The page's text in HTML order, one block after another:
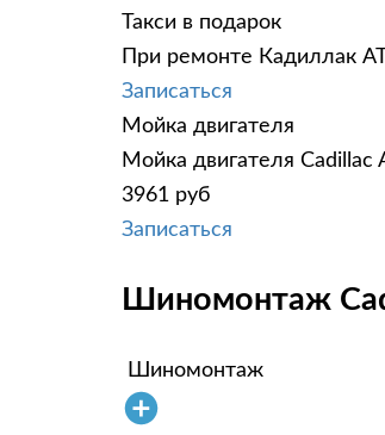
Такси в подарок
При ремонте Кадиллак
Записаться
Мойка двигателя
Мойка двигателя Cadillac
3961 руб
Записаться
Шиномонтаж
Шиномонтаж